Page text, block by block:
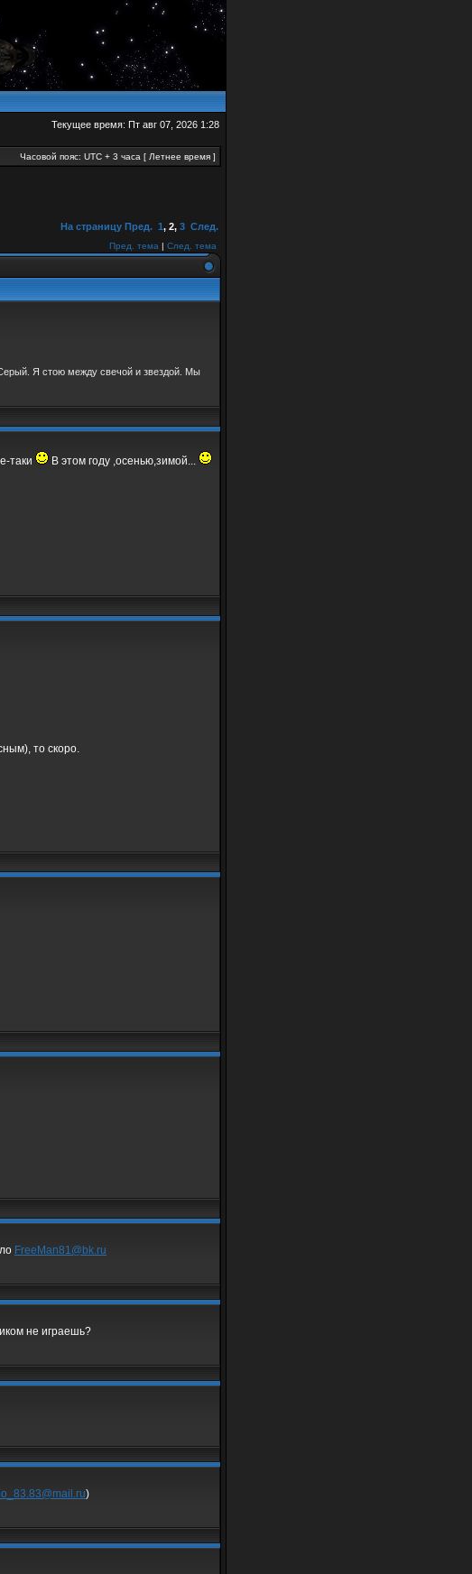
Текущее время: Пт авг 07, 2026 1:28
Часовой пояс: UTC + 3 часа [ Летнее время ]
На страницу Пред. 1, 2, 3 След.
Пред. тема | След. тема
Я стою между свечой и звездой. Мы
таки
В этом году ,осенью,зимой...
то скоро.
FreeMan81@bk.ru
не играешь?
)